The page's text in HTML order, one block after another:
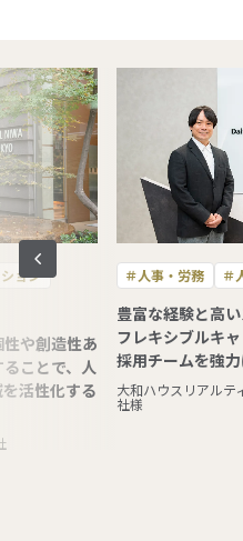
ョン
や創造性あ
ことで、人
活性化する
＃人事・労務 ＃
豊富な経験と高
フレキシブルキ
採用チームを強
大和ハウスリアルテ
社様